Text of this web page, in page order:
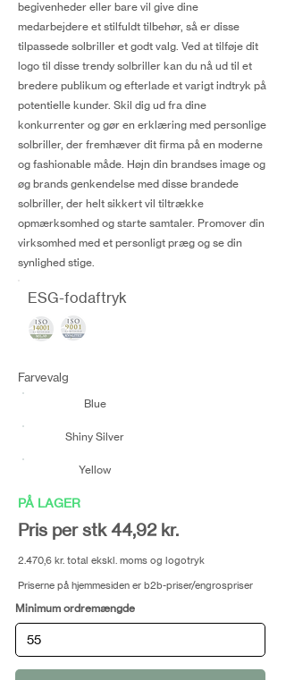
begivenheder eller bare vil give dine
medarbejdere et stilfuldt tilbehør, så er disse
tilpassede solbriller et godt valg. Ved at tilføje dit
logo til disse trendy solbriller kan du nå ud til et
bredere publikum og efterlade et varigt indtryk på
potentielle kunder. Skil dig ud fra dine
konkurrenter og gør en erklæring med personlige
solbriller, der fremhæver dit firma på en moderne
og fashionable måde. Højn din brandses image og
øg brands genkendelse med disse brandede
solbriller, der helt sikkert vil tiltrække
opmærksomhed og starte samtaler. Promover din
virksomhed med et personligt præg og se din
synlighed stige.
ESG-fodaftryk
Farvevalg
Blue
Shiny Silver
Yellow
PÅ LAGER
Pris per stk 44,92 kr.
2.470,6 kr. total ekskl. moms og logotryk
Priserne på hjemmesiden er b2b-priser/engrospriser
Minimum ordremængde